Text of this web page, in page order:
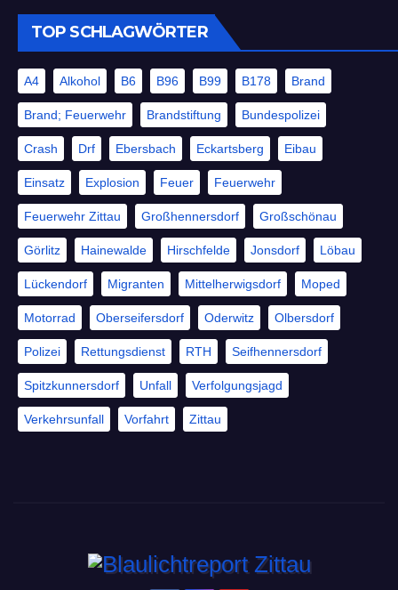
TOP SCHLAGWÖRTER
A4 Alkohol B6 B96 B99 B178 Brand
Brand; Feuerwehr Brandstiftung Bundespolizei
Crash Drf Ebersbach Eckartsberg Eibau
Einsatz Explosion Feuer Feuerwehr
Feuerwehr Zittau Großhennersdorf Großschönau
Görlitz Hainewalde Hirschfelde Jonsdorf Löbau
Lückendorf Migranten Mittelherwigsdorf Moped
Motorrad Oberseifersdorf Oderwitz Olbersdorf
Polizei Rettungsdienst RTH Seifhennersdorf
Spitzkunnersdorf Unfall Verfolgungsjagd
Verkehrsunfall Vorfahrt Zittau